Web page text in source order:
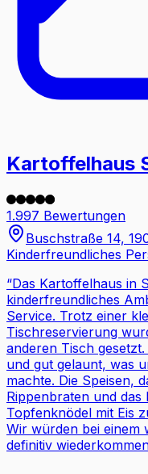
Kartoffelhaus
1.997 Bewertungen
Buschstraße 14,
Kinderfreundliches
“Das Kartoffelhaus in
kinderfreundliches
Service. Trotz einer
Tischreservierung
anderen Tisch
und gut gelaunt, was
machte. Die Speisen,
Rippenbraten und das
Topfenknödel mit Eis
Wir würden bei einem
definitiv